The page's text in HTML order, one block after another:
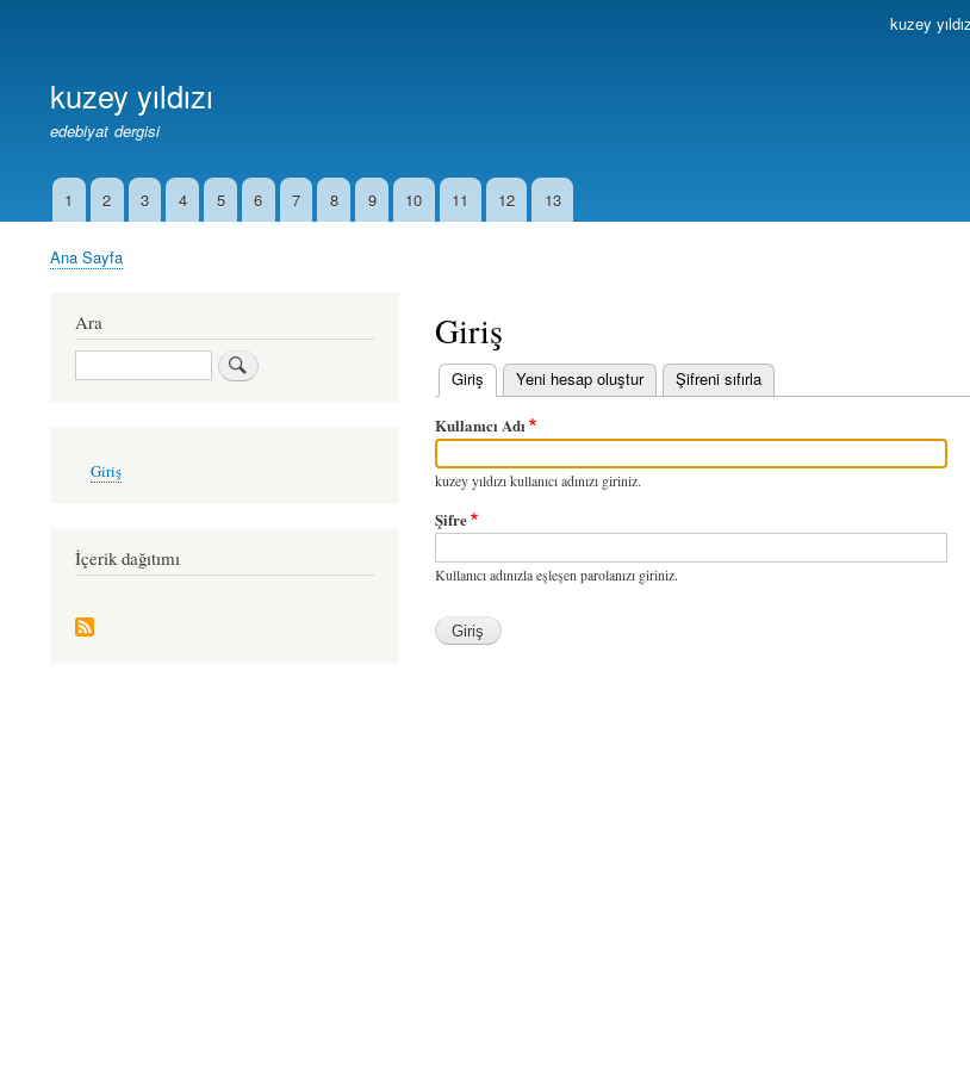
kuzey
kuzey yıldızı
edebiyat dergisi
İkincil1 2 3 4 5 6 7 8 9 10 11 12 13
Sayfa
Ana Sayfa
Giriş
Birincil
sekmeler
Giriş (etkin sekme)
Yeni hesap oluştur Şifreni sıfırla
Kullanıcı Adı
kuzey yıldızı kullanıcı adınızı giriniz.
Şifre
Kullanıcı adınızla eşleşen parolanızı giriniz.
Ara
Ara
account
Giriş
İçerik dağıtımı